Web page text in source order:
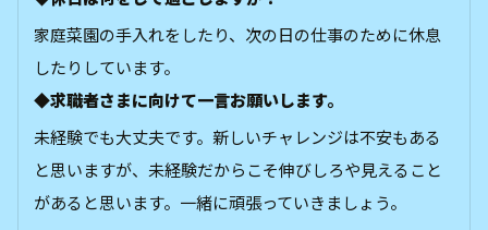
家庭菜園の手入れをしたり、次の日の仕事のために休息
したりしています。
◆求職者さまに向けて一言お願いします。
未経験でも大丈夫です。新しいチャレンジは不安もある
と思いますが、未経験だからこそ伸びしろや見えること
があると思います。一緒に頑張っていきましょう。